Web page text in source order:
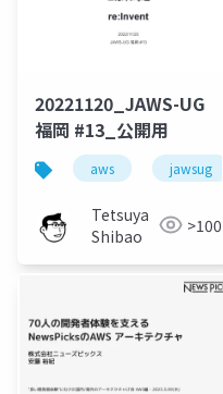
20221120_JAWS-UG
福岡 #13_公開用
aws jawsug
Tetsuya
Shibao
>100